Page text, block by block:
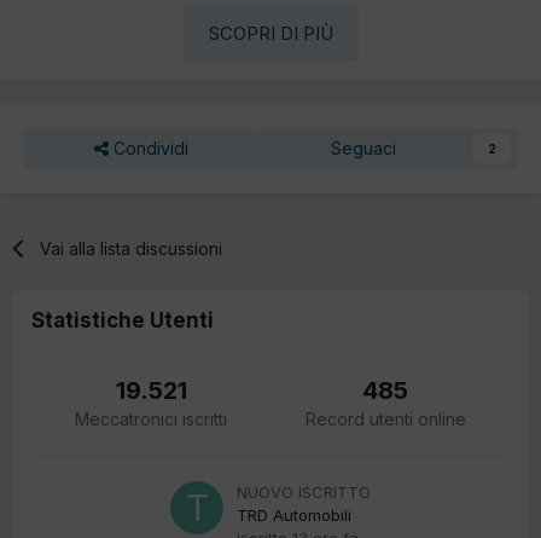
SCOPRI DI PIÙ
Condividi Seguaci 2
Vai alla lista discussioni
Statistiche Utenti
19.521
Meccatronici iscritti
485
Record utenti online
NUOVO ISCRITTO
TRD Automobili